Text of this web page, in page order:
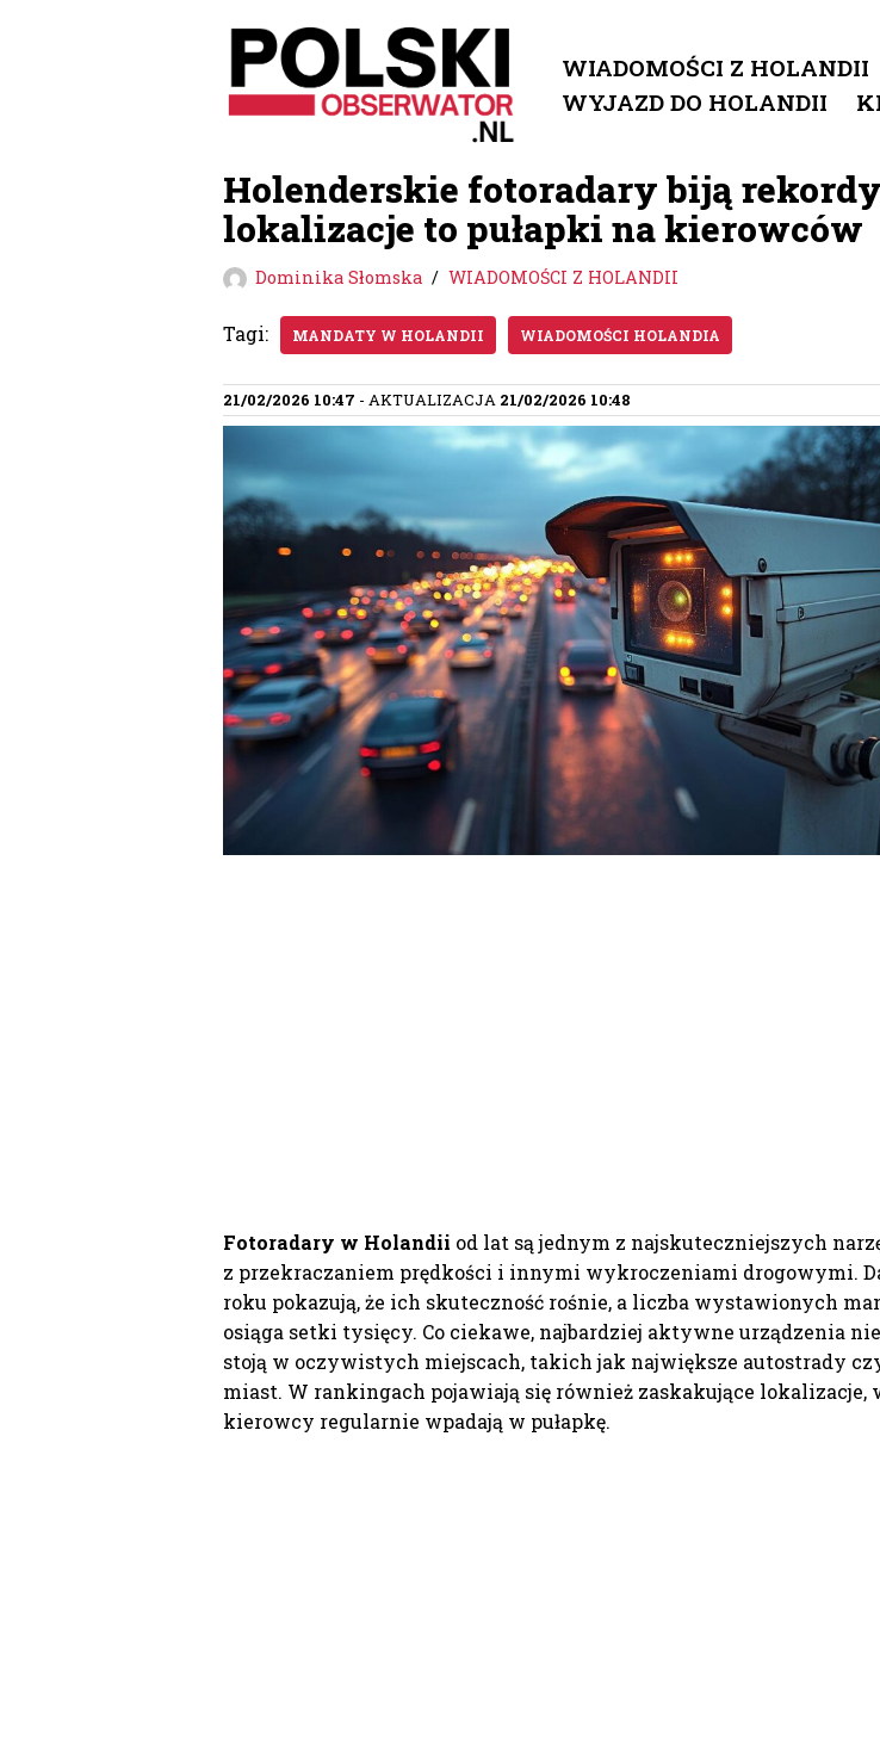
Przejdź
do
WIADOMOŚCI Z HOLANDII
WYJAZD DO HOLANDII
Holenderskie fotoradary biją
lokalizacje to pułapki na kierowców
Dominika Słomska WIADOMOŚCI Z HOLANDII
Tagi: MANDATY W HOLANDII WIADOMOŚCI HOLANDIA
21/02/2026 10:47 - AKTUALIZACJA 21/02/2026 10:48
Fotoradary w Holandii od lat są jednym z najskuteczniejszych
z przekraczaniem prędkości i innymi wykroczeniami drogowymi.
roku pokazują, że ich skuteczność rośnie, a liczba wystawionych
osiąga setki tysięcy. Co ciekawe, najbardziej aktywne urządzenia
stoją w oczywistych miejscach, takich jak największe autostrady
miast. W rankingach pojawiają się również zaskakujące lokalizacje,
kierowcy regularnie wpadają w pułapkę.